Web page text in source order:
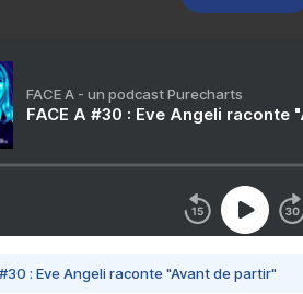
FACE A - un podcast Purecharts
FACE A #30 : Eve Angeli raconte
#30 : Eve Angeli raconte "Avant de partir"